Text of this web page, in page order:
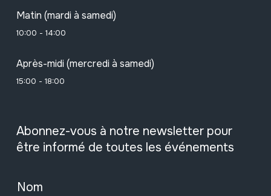
Matin (mardi à samedi)
10:00 - 14:00
Après-midi (mercredi à samedi)
15:00 - 18:00
Abonnez-vous à notre newsletter pour
être informé de toutes les événements
Nom